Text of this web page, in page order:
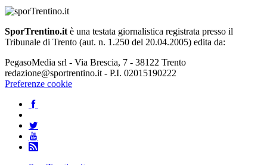
SporTrentino.it è una testata giornalistica registrata presso il
Tribunale di Trento (aut. n. 1.250 del 20.04.2005) edita da:
PegasoMedia srl - Via Brescia, 7 - 38122 Trento
redazione@sportrentino.it - P.I. 02015190222
Preferenze cookie